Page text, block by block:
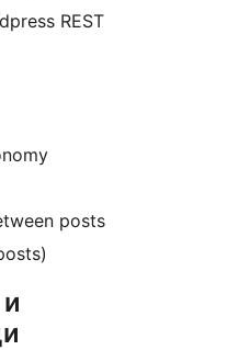
REST
posts